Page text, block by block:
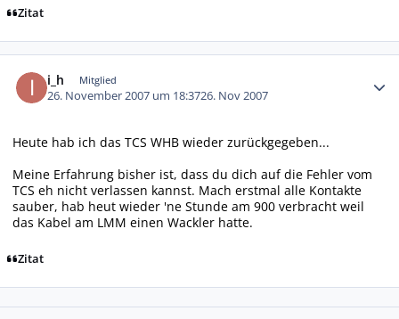
Zitat
i_h Mitglied
26. November 2007 um 18:3726. Nov 2007
Heute hab ich das TCS WHB wieder zurückgegeben...
Meine Erfahrung bisher ist, dass du dich auf die Fehler vom
TCS eh nicht verlassen kannst. Mach erstmal alle Kontakte
sauber, hab heut wieder 'ne Stunde am 900 verbracht weil
das Kabel am LMM einen Wackler hatte.
Zitat